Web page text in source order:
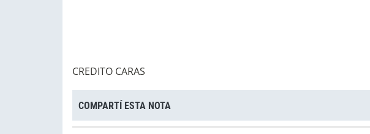
CREDITO CARAS
COMPARTÍ ESTA NOTA